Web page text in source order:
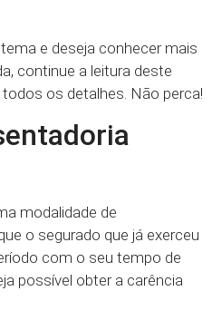
e deseja conhecer mais
continue a leitura deste
os detalhes. Não perca!
modalidade de
o segurado que já exerceu
com o seu tempo de
possível obter a carência